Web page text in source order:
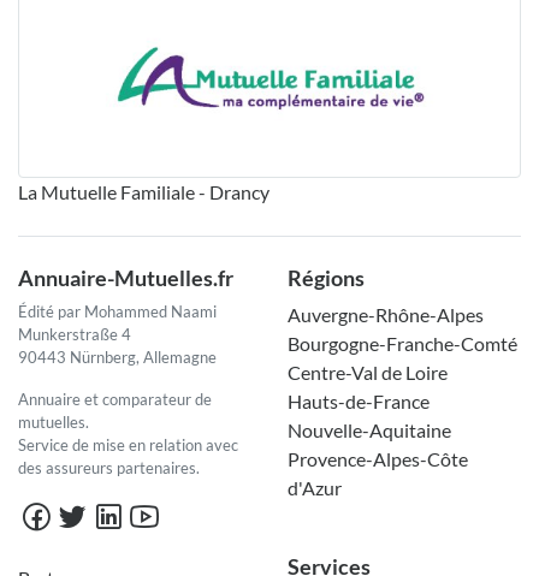
La Mutuelle Familiale - Drancy
Annuaire-Mutuelles.fr
Édité par Mohammed Naami
Munkerstraße 4
90443 Nürnberg, Allemagne
Annuaire et comparateur de
mutuelles.
Service de mise en relation avec
des assureurs partenaires.
Régions
Auvergne-Rhône-Alpes
Bourgogne-Franche-Comté
Centre-Val de Loire
Hauts-de-France
Nouvelle-Aquitaine
Provence-Alpes-Côte
d'Azur
Services